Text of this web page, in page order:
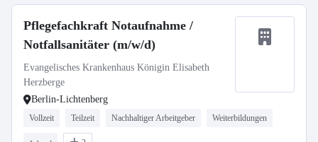
Pflegefachkraft Notaufnahme /
Notfallsanitäter (m/w/d)
Evangelisches Krankenhaus Königin Elisabeth
Herzberge
Berlin-Lichtenberg
Vollzeit Teilzeit Nachhaltiger Arbeitgeber Weiterbildungen